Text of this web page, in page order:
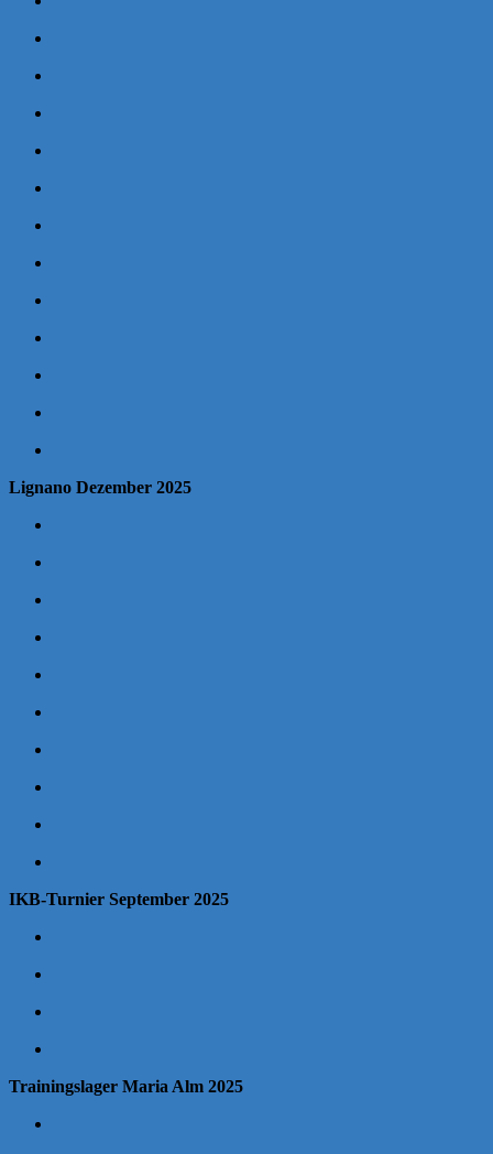
Lignano Dezember 2025
IKB-Turnier September 2025
Trainingslager Maria Alm 2025